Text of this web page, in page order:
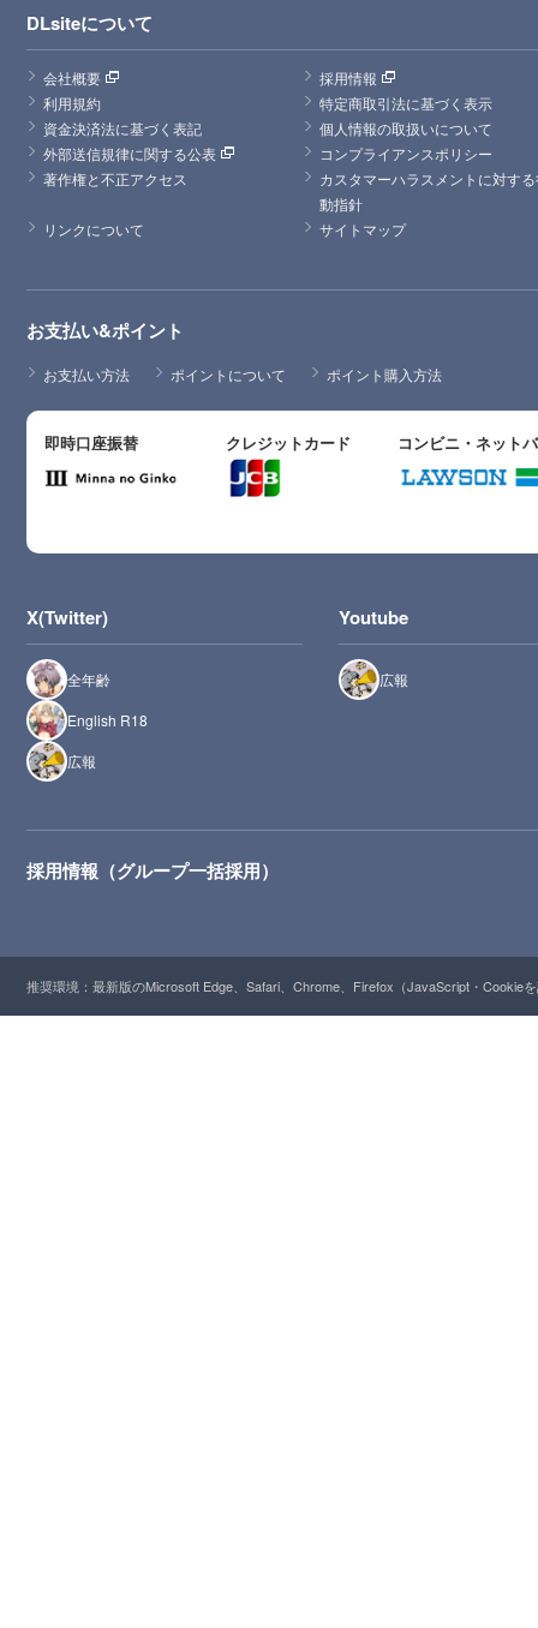
DLsiteについて
会社概要
採用情報
利用規約
特定商取引法に基づく表示
資金決済法に基づく表記
個人情報の取扱いについて
外部送信規律に関する公表
コンプライアンスポリシー
著作権と不正アクセス
カスタマーハラスメントに対す
動指針
リンクについて
サイトマップ
お支払い&ポイント
お支払い方法 ポイントについて ポイント購入方法
即時口座振替 クレジットカード コンビニ・ネット
X(Twitter)
全年齢
English R18
広報
Youtube
広報
採用情報（グループ一括採用）
推奨環境：最新版のMicrosoft Edge、Safari、Chrome、Firefox（JavaScript・Cookie